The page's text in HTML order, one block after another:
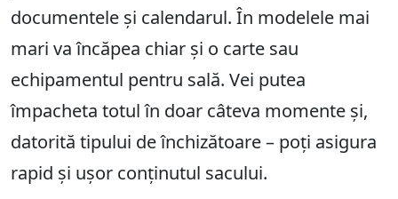
documentele și calendarul. În modelele mai
mari va încăpea chiar și o carte sau
echipamentul pentru sală. Vei putea
împacheta totul în doar câteva momente și,
datorită tipului de închizătoare – poți asigura
rapid și ușor conținutul sacului.